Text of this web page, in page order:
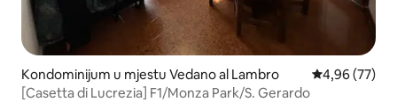
Kondominijum u mjestu Vedano al Lambro prosječna
4,96 (77)
[Casetta di Lucrezia] F1/Monza Park/S. Gerardo